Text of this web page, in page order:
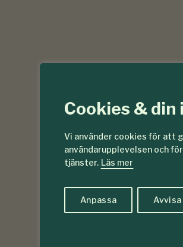
Cookies &
Vi använder cookies för att
användarupplevelsen och
tjänster. Läs mer
Anpassa